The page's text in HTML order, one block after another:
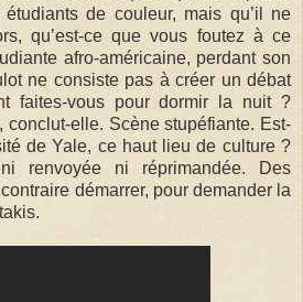
de couleur, mais qu’il ne
qu’est-ce que vous foutez à ce
afro-américaine, perdant son
ne consiste pas à créer un débat
faites-vous pour dormir la nuit ?
conclut-elle. Scène stupéfiante. Est-
de Yale, ce haut lieu de culture ?
renvoyée ni réprimandée. Des
démarrer, pour demander la